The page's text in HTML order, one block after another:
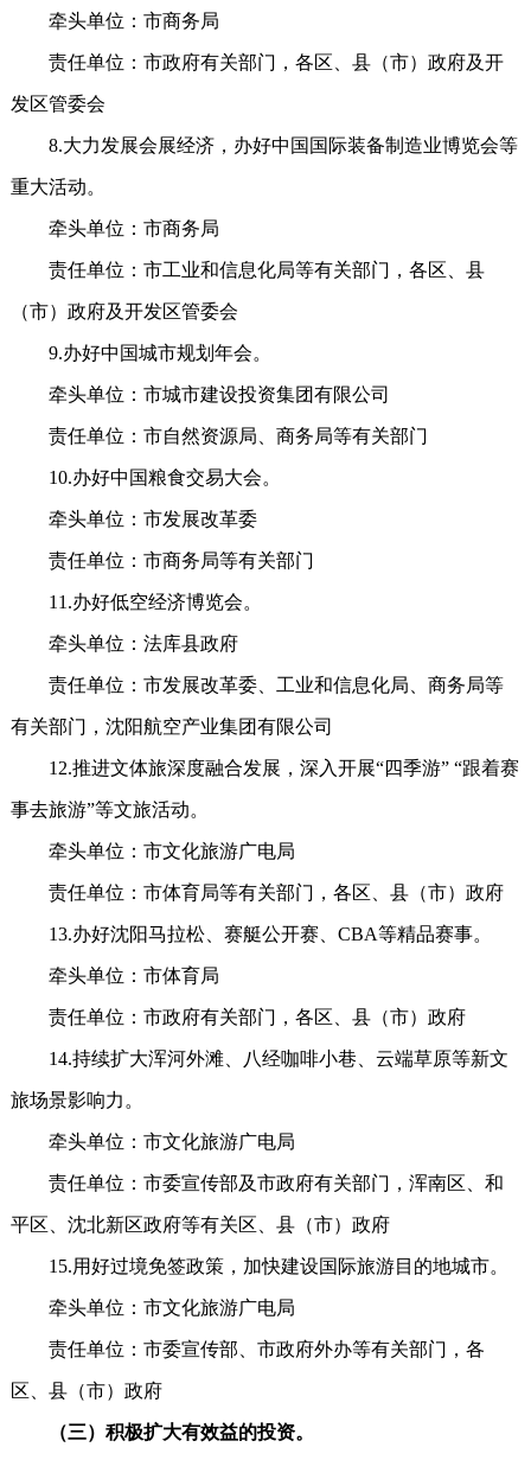
牵头单位：市商务局
责任单位：市政府有关部门，各区、县（市）政府及开
发区管委会
8.大力发展会展经济，办好中国国际装备制造业博览会等
重大活动。
牵头单位：市商务局
责任单位：市工业和信息化局等有关部门，各区、县
（市）政府及开发区管委会
9.办好中国城市规划年会。
牵头单位：市城市建设投资集团有限公司
责任单位：市自然资源局、商务局等有关部门
10.办好中国粮食交易大会。
牵头单位：市发展改革委
责任单位：市商务局等有关部门
11.办好低空经济博览会。
牵头单位：法库县政府
责任单位：市发展改革委、工业和信息化局、商务局等
有关部门，沈阳航空产业集团有限公司
12.推进文体旅深度融合发展，深入开展“四季游” “跟着赛
事去旅游”等文旅活动。
牵头单位：市文化旅游广电局
责任单位：市体育局等有关部门，各区、县（市）政府
13.办好沈阳马拉松、赛艇公开赛、CBA等精品赛事。
牵头单位：市体育局
责任单位：市政府有关部门，各区、县（市）政府
14.持续扩大浑河外滩、八经咖啡小巷、云端草原等新文
旅场景影响力。
牵头单位：市文化旅游广电局
责任单位：市委宣传部及市政府有关部门，浑南区、和
平区、沈北新区政府等有关区、县（市）政府
15.用好过境免签政策，加快建设国际旅游目的地城市。
牵头单位：市文化旅游广电局
责任单位：市委宣传部、市政府外办等有关部门，各
区、县（市）政府
（三）积极扩大有效益的投资。